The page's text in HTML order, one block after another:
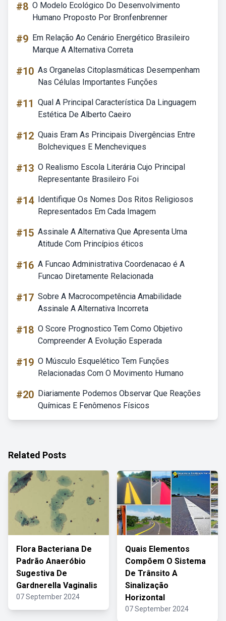
#8 O Modelo Ecológico Do Desenvolvimento
Humano Proposto Por Bronfenbrenner
#9 Em Relação Ao Cenário Energético Brasileiro
Marque A Alternativa Correta
#10 As Organelas Citoplasmáticas Desempenham
Nas Células Importantes Funções
#11 Qual A Principal Característica Da Linguagem
Estética De Alberto Caeiro
#12 Quais Eram As Principais Divergências Entre
Bolcheviques E Mencheviques
#13 O Realismo Escola Literária Cujo Principal
Representante Brasileiro Foi
#14 Identifique Os Nomes Dos Ritos Religiosos
Representados Em Cada Imagem
#15 Assinale A Alternativa Que Apresenta Uma
Atitude Com Princípios éticos
#16 A Funcao Administrativa Coordenacao é A
Funcao Diretamente Relacionada
#17 Sobre A Macrocompetência Amabilidade
Assinale A Alternativa Incorreta
#18 O Score Prognostico Tem Como Objetivo
Compreender A Evolução Esperada
#19 O Músculo Esquelético Tem Funções
Relacionadas Com O Movimento Humano
#20 Diariamente Podemos Observar Que Reações
Químicas E Fenômenos Físicos
Related Posts
Flora Bacteriana De
Padrão Anaeróbio
Sugestiva De
Gardnerella Vaginalis
07 September 2024
Quais Elementos
Compõem O Sistema
De Trânsito A
Sinalização
Horizontal
07 September 2024